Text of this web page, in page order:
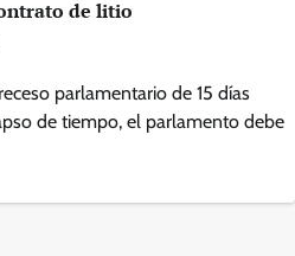
de litio
parlamentario de 15 días
de tiempo, el parlamento debe